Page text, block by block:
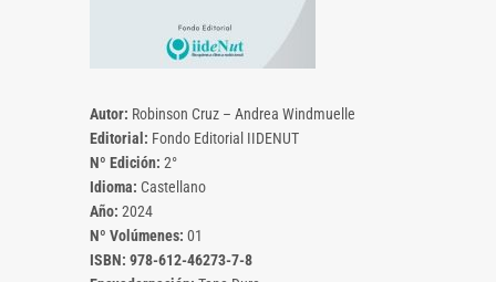
Autor: Robinson Cruz – Andrea Windmuelle
Editorial: Fondo Editorial IIDENUT
Nº Edición: 2°
Idioma: Castellano
Año: 2024
Nº Volúmenes: 01
ISBN: 978-612-46273-7-8